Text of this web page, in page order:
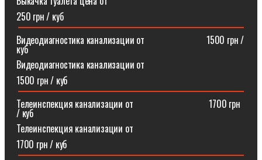
250 грн / куб
Видеодиагностика канализации от⠀⠀⠀⠀⠀⠀⠀⠀⠀1500 грн /
куб
Видеодиагностика канализации от
1500 грн / куб
Телеинспекция канализации от⠀⠀⠀⠀⠀⠀⠀⠀⠀⠀⠀1700 грн
/ куб
Телеинспекция канализации от
1700 грн / куб